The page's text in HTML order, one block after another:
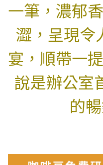
一筆，濃郁
澀，呈現令
宴，順帶一
說是辦公室
的